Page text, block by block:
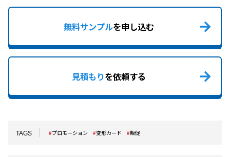
無料サンプルを申し込む
見積もりを依頼する
TAGS プロモーション 変形カード 販促